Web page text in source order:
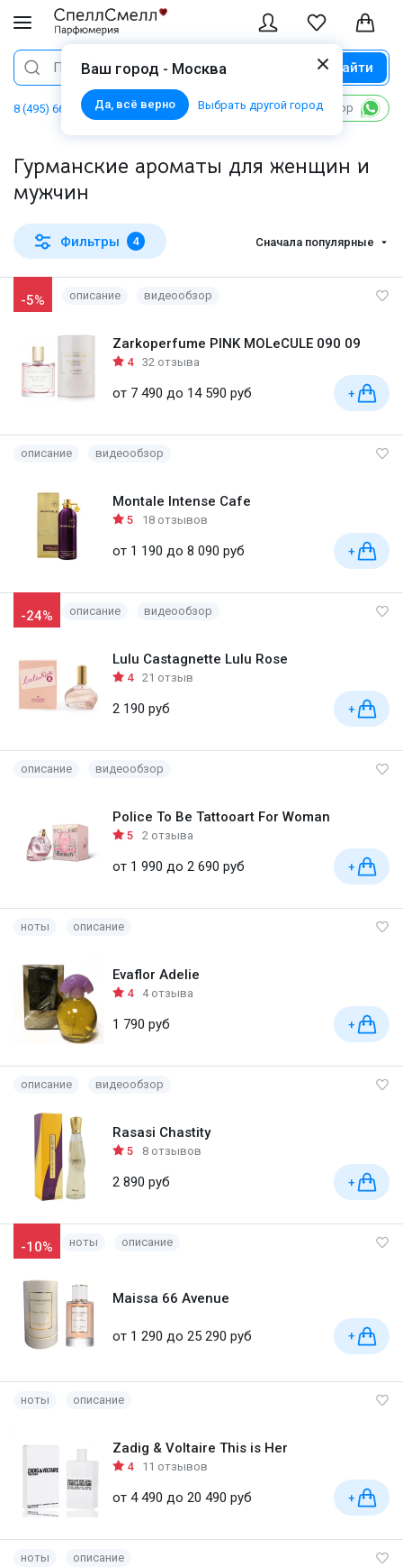
Ваш город - Москва
Да, всё верно Выбрать другой город
Поиск Найти
8 (495) 668 06 02 Написать в WhatsApp
Гурманские ароматы для женщин и
мужчин
Фильтры 4 Сначала популярные
-5% описание видеообзор
Zarkoperfume PINK MOLeCULE 090 09
4 32 отзыва
от 7 490 до 14 590 руб +
описание видеообзор
Montale Intense Cafe
5 18 отзывов
от 1 190 до 8 090 руб +
-24% описание видеообзор
Lulu Castagnette Lulu Rose
4 21 отзыв
2 190 руб +
описание видеообзор
Police To Be Tattooart For Woman
5 2 отзыва
от 1 990 до 2 690 руб +
ноты описание
Evaflor Adelie
4 4 отзыва
1 790 руб +
описание видеообзор
Rasasi Chastity
5 8 отзывов
2 890 руб +
-10% ноты описание
Maissa 66 Avenue
от 1 290 до 25 290 руб +
ноты описание
Zadig & Voltaire This is Her
4 11 отзывов
от 4 490 до 20 490 руб +
ноты описание